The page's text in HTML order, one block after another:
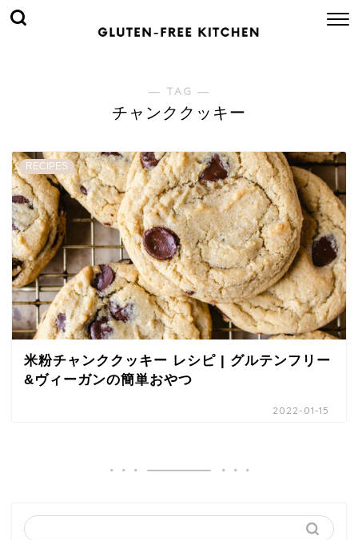
― TAG ―
チャンククッキー
RECIPES
米粉チャンククッキー レシピ | グルテンフリー
&ヴィーガンの簡単おやつ
2022-01-15